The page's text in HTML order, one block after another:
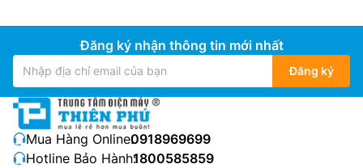
Đăng ký nhận thông tin mới nhất
Đăng ký
Mua Hàng Online:0918969699
Hotline Bảo Hành:1800585859